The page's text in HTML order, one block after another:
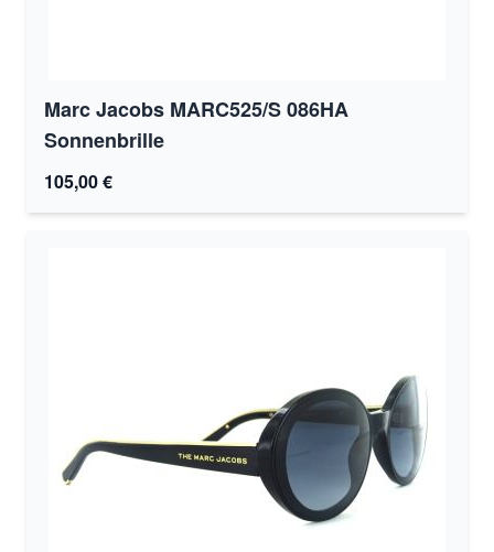
Marc Jacobs MARC525/S 086HA
Sonnenbrille
105,00 €